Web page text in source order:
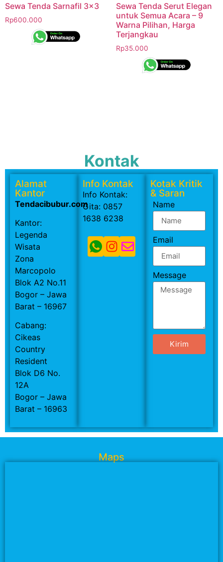
Sewa Tenda Sarnafil 3×3
Rp600.000
Sewa Tenda Serut Elegan
untuk Semua Acara – 9
Warna Pilihan, Harga
Terjangkau
Rp35.000
Kontak
Alamat
Kantor
Tendacibubur.com
Kantor:
Legenda
Wisata
Zona
Marcopolo
Blok A2 No.11
Bogor – Jawa
Barat – 16967
Cabang:
Cikeas
Country
Resident
Blok D6 No.
12A
Bogor – Jawa
Barat – 16963
Info Kontak
Info Kontak:
Gita: 0857
1638 6238
Kotak Kritik
& Saran
Name
Email
Message
Kirim
Maps